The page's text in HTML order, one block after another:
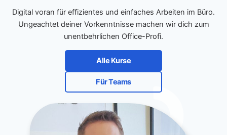
Digital voran für effizientes und einfaches Arbeiten im Büro.
Ungeachtet deiner Vorkenntnisse machen wir dich zum
unentbehrlichen Office-Profi.
Alle Kurse
Für Teams